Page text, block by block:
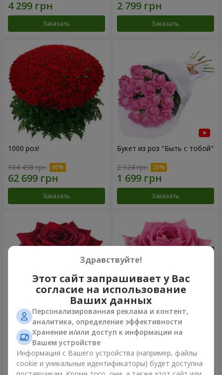
Заказать Заказать
1000 роз!
104 498 грн
Заказать
Букет из роз "Быть с тобой"
2 124 грн
Заказать
Роза красная (поштучно)
Заказать
Роза розовая (поштучно)
Заказать
Здравствуйте!
Этот сайт запрашивает у Вас
согласие на использование
Ваших данных
Персонализированная реклама и контент,
аналитика, определение эффективности
Хранение и/или доступ к информации на
Вашем устройстве
Информация с Вашего устройства (например, файлы
cookie и уникальные идентификаторы) будет доступна